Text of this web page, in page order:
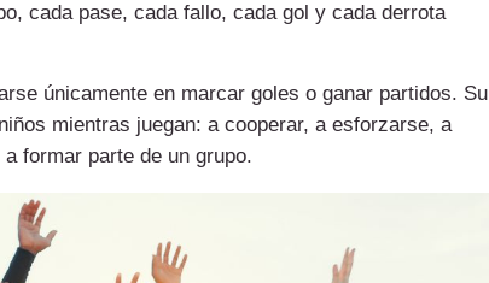
cada pase, cada fallo, cada gol y cada derrota
únicamente en marcar goles o ganar partidos. Su
mientras juegan: a cooperar, a esforzarse, a
formar parte de un grupo.